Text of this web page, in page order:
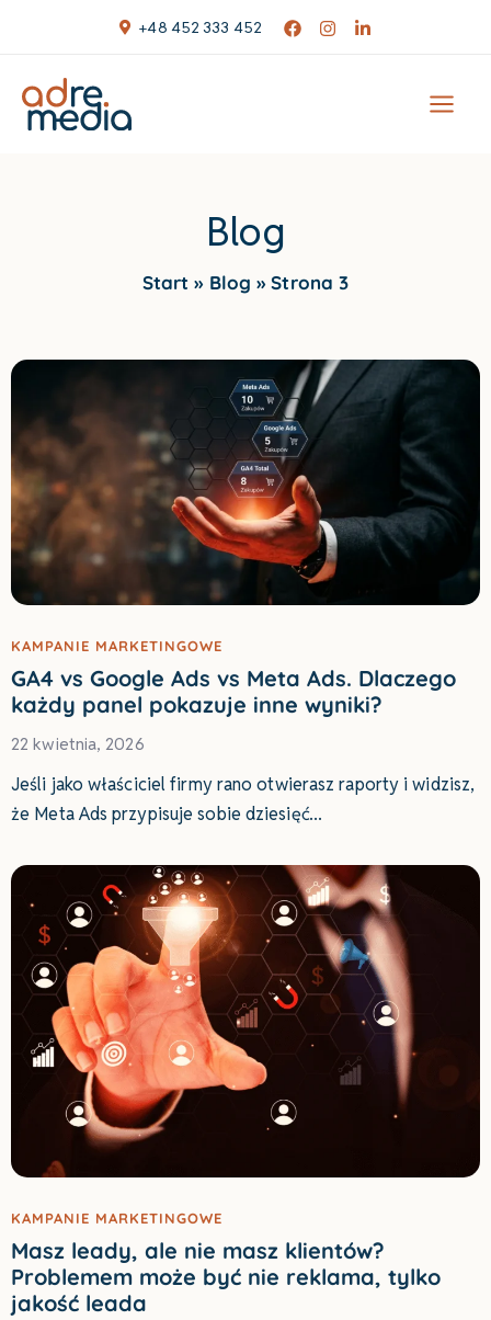
+48 452 333 452
Blog
Start Blog Strona 3
KAMPANIE MARKETINGOWE
GA4 vs Google Ads vs Meta Ads. Dlaczego
każdy panel pokazuje inne wyniki?
22 kwietnia, 2026
Jeśli jako właściciel firmy rano otwierasz raporty i widzisz,
że Meta Ads przypisuje sobie dziesięć
KAMPANIE MARKETINGOWE
Masz leady, ale nie masz klientów?
Problemem może być nie reklama, tylko
jakość leada
PagePage